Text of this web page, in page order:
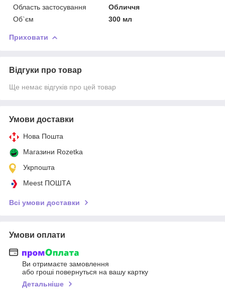
Область застосування
Обличчя
Об`єм
300 мл
Приховати
Відгуки про товар
Ще немає відгуків про цей товар
Умови доставки
Нова Пошта
Магазини Rozetka
Укрпошта
Meest ПОШТА
Всі умови доставки
Умови оплати
Ви отримаєте замовлення
або гроші повернуться на вашу картку
Детальніше